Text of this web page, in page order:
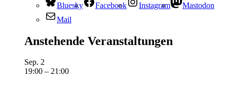
Bluesky Facebook Instagram
Mastodon
Mail
Anstehende Veranstaltungen
Sep. 2
19:00 – 21:00